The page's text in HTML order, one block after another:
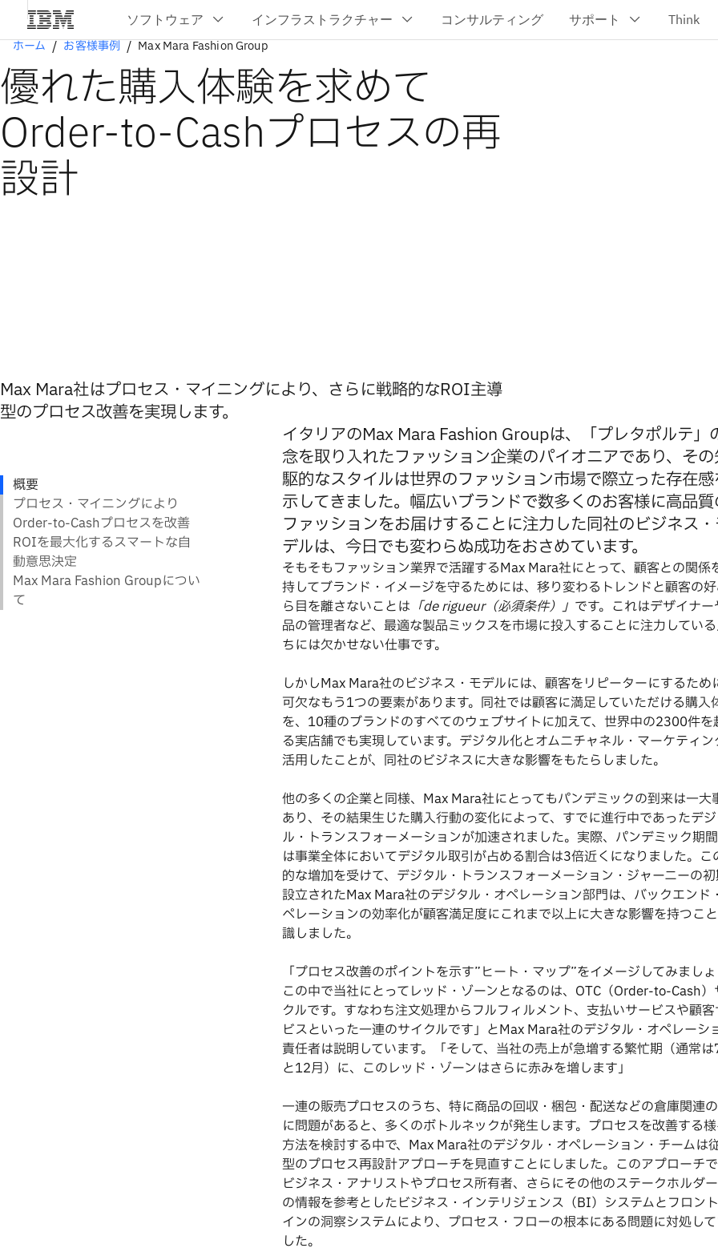
ホーム お客様事例 Max Mara Fashion Group
優れた購入体験を求めて
Order-to-Cashプロセスの再
設計
Max Mara社はプロセス・マイニングにより、さらに戦略的なROI主導
型のプロセス改善を実現します。
イタリアのMax Mara Fashion Groupは、「プレタポルテ」
念を取り入れたファッション企業のパイオニアであり、そ
駆的なスタイルは世界のファッション市場で際立った存在
示してきました。幅広いブランドで数多くのお客様に高品
ファッションをお届けすることに注力した同社のビジネス
デルは、今日でも変わらぬ成功をおさめています。
そもそもファッション業界で活躍するMax Mara社にとって、顧客との関係
持してブランド・イメージを守るためには、移り変わるトレンドと顧客の
ら目を離さないことは 「de rigueur（必須条件）」 です。これはデザイナ
品の管理者など、最適な製品ミックスを市場に投入することに注力してい
ちには欠かせない仕事です。
しかしMax Mara社のビジネス・モデルには、顧客をリピーターにするため
可欠なもう1つの要素があります。同社では顧客に満足していただける購入
を、10種のブランドのすべてのウェブサイトに加えて、世界中の2300件を
る実店舗でも実現しています。デジタル化とオムニチャネル・マーケティン
活用したことが、同社のビジネスに大きな影響をもたらしました。
他の多くの企業と同様、Max Mara社にとってもパンデミックの到来は一大
あり、その結果生じた購入行動の変化によって、すでに進行中であったデ
ル・トランスフォーメーションが加速されました。実際、パンデミック期
は事業全体においてデジタル取引が占める割合は3倍近くになりました。こ
的な増加を受けて、デジタル・トランスフォーメーション・ジャーニーの
設立されたMax Mara社のデジタル・オペレーション部門は、バックエンド
ペレーションの効率化が顧客満足度にこれまで以上に大きな影響を持つこ
識しました。
「プロセス改善のポイントを示す”ヒート・マップ”をイメージしてみまし
この中で当社にとってレッド・ゾーンとなるのは、OTC（Order-to-Cash）
クルです。すなわち注文処理からフルフィルメント、支払いサービスや顧
ビスといった一連のサイクルです」とMax Mara社のデジタル・オペレーシ
責任者は説明しています。「そして、当社の売上が急増する繁忙期（通常
と12月）に、このレッド・ゾーンはさらに赤みを増します」
一連の販売プロセスのうち、特に商品の回収・梱包・配送などの倉庫関連
に問題があると、多くのボトルネックが発生します。プロセスを改善する
方法を検討する中で、Max Mara社のデジタル・オペレーション・チームは
型のプロセス再設計アプローチを見直すことにしました。このアプローチ
ビジネス・アナリストやプロセス所有者、さらにその他のステークホルダ
の情報を参考としたビジネス・インテリジェンス（BI）システムとフロン
インの洞察システムにより、プロセス・フローの根本にある問題に対処し
した。